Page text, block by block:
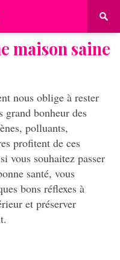
maison saine
nous oblige à rester
bonheur des
polluants,
profitent de ces
vous souhaitez passer
santé, vous
bons réflexes à
et préserver